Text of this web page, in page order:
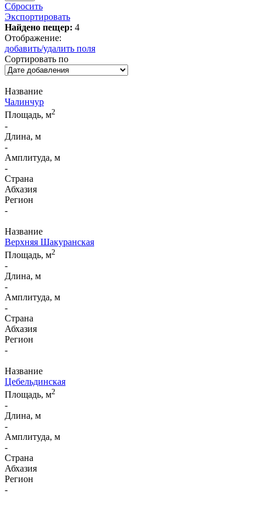
Сбросить
Экспортировать
Найдено пещер: 4
Отображение:
добавить/удалить поля
Сортировать по
Название
Чалинчур
Площадь, м2
-
Длина, м
-
Амплитуда, м
-
Страна
Абхазия
Регион
-
Название
Верхняя Шакуранская
Площадь, м2
-
Длина, м
-
Амплитуда, м
-
Страна
Абхазия
Регион
-
Название
Цебельдинская
Площадь, м2
-
Длина, м
-
Амплитуда, м
-
Страна
Абхазия
Регион
-